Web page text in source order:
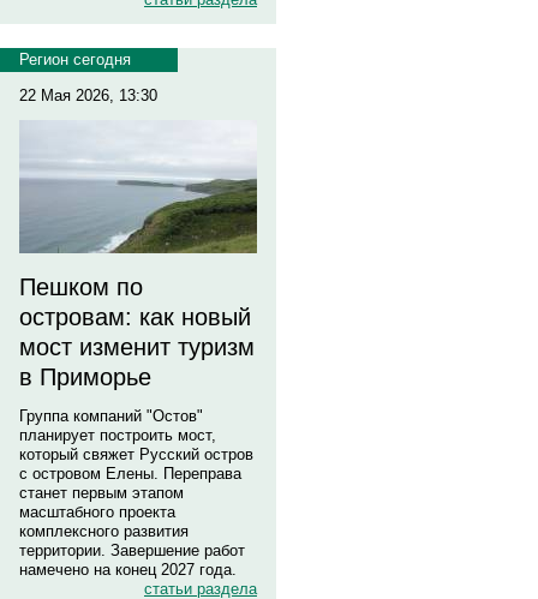
Регион сегодня
22 Мая 2026, 13:30
Пешком по
островам: как новый
мост изменит туризм
в Приморье
Группа компаний "Остов"
планирует построить мост,
который свяжет Русский остров
с островом Елены. Переправа
станет первым этапом
масштабного проекта
комплексного развития
территории. Завершение работ
намечено на конец 2027 года.
статьи раздела